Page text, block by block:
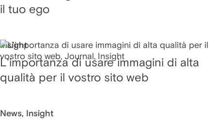
il tuo ego
Insight
L'importanza di usare immagini di alta
qualità per il vostro sito web
News, Insight